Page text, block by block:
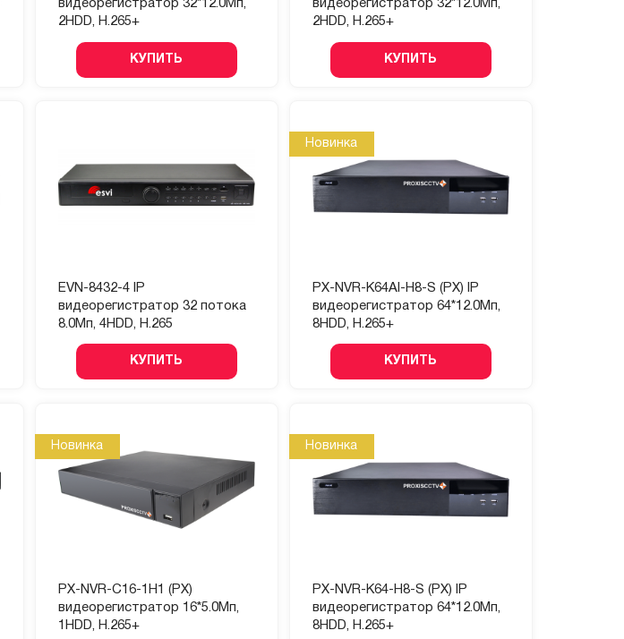
видеорегистратор 32*12.0Мп,
2HDD, H.265+
КУПИТЬ
видеорегистратор 32*12.0Мп,
2HDD, H.265+
КУПИТЬ
EVN-8432-4 IP
видеорегистратор 32 потока
8.0Мп, 4HDD, H.265
КУПИТЬ
Новинка
PX-NVR-K64AI-H8-S (PX) IP
видеорегистратор 64*12.0Мп,
8HDD, H.265+
КУПИТЬ
Новинка
PX-NVR-C16-1H1 (PX)
видеорегистратор 16*5.0Мп,
1HDD, H.265+
Новинка
PX-NVR-K64-H8-S (PX) IP
видеорегистратор 64*12.0Мп,
8HDD, H.265+